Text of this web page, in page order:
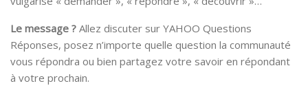
Le message ? Allez discuter sur YAHOO Questions
Réponses, posez n’importe quelle question la communauté
vous répondra ou bien partagez votre savoir en répondant
à votre prochain.